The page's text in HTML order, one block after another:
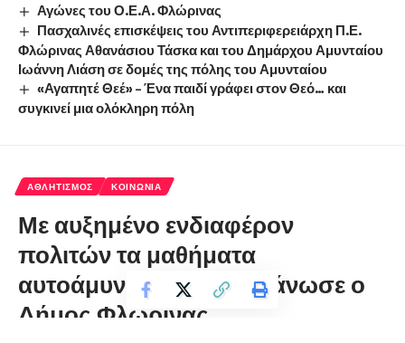
Αγώνες του Ο.Ε.Α. Φλώρινας
Πασχαλινές επισκέψεις του Αντιπεριφερειάρχη Π.Ε.
Φλώρινας Αθανάσιου Τάσκα και του Δημάρχου Αμυνταίου
Ιωάννη Λιάση σε δομές της πόλης του Αμυνταίου
«Αγαπητέ Θεέ» – Ένα παιδί γράφει στον Θεό… και
συγκινεί μια ολόκληρη πόλη
ΑΘΛΗΤΙΣΜΌΣ ΚΟΙΝΩΝΊΑ
Με αυξημένο ενδιαφέρον
πολιτών τα μαθήματα
αυτοάμυνας που διοργάνωσε ο
Δήμος Φλώρινας